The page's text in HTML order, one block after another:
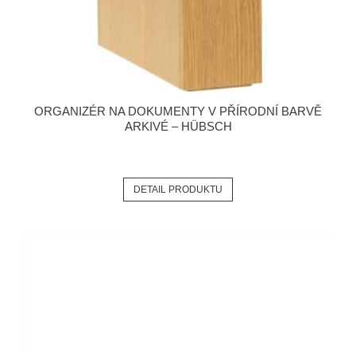
ORGANIZÉR NA DOKUMENTY V PŘÍRODNÍ BARVĚ
ARKIVÉ – HÜBSCH
DETAIL PRODUKTU